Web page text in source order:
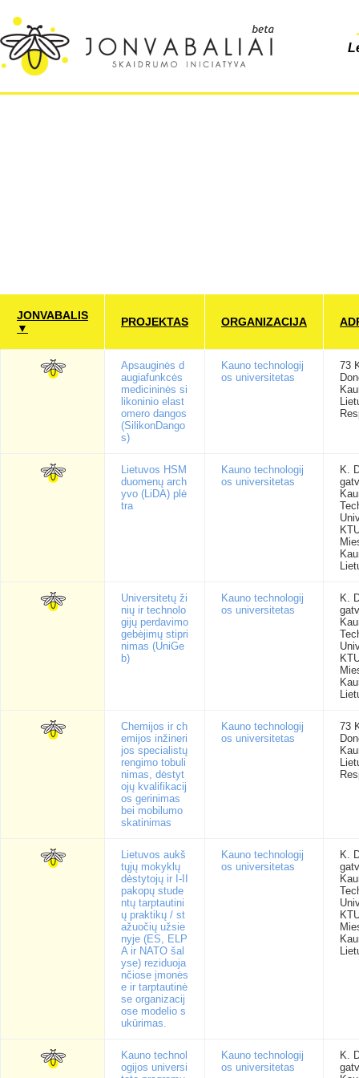
JONVABALIS
▼
PROJEKTAS ORGANIZACIJA
Apsauginės d
augiafunkcės
medicininės si
likoninio elast
omero dangos
(SilikonDango
s)
Kauno technologij
os universitetas
73
Lietuvos HSM
duomenų arch
yvo (LiDA) plė
tra
Kauno technologij
os universitetas
K.
Universitetų ži
nių ir technolo
gijų perdavimo
gebėjimų stipri
nimas (UniGe
b)
Kauno technologij
os universitetas
K.
Chemijos ir ch
emijos inžineri
jos specialistų
rengimo tobuli
nimas, dėstyt
ojų kvalifikacij
os gerinimas
bei mobilumo
skatinimas
Kauno technologij
os universitetas
73
Lietuvos aukš
tųjų mokyklų
dėstytojų ir I-II
pakopų stude
ntų tarptautini
ų praktikų / st
ažuočių užsie
nyje (ES, ELP
A ir NATO šal
yse) reziduoja
nčiose įmonės
e ir tarptautinė
se organizacij
ose modelio s
ukūrimas.
Kauno technologij
os universitetas
K.
Kauno technol
ogijos universi
Kauno technologij
os universitetas
K.